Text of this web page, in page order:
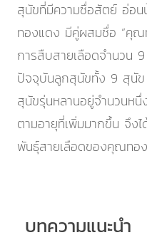
สุนัขที่มีความซื่อสัตย์ อ่อ
ทองแดง มีคู่ผสมชื่อ “คุณ
การสืบสายเลือดจำนวน
ปัจจุบันลูกสุนัขทั้ง 9 สุนัข
สุนัขรุ่นหลานอยู่จำนวนห
ตามอายุที่เพิ่มมากขึ้น จึง
พันธุ์สายเลือดของคุณทอ
บทความแนะนำ